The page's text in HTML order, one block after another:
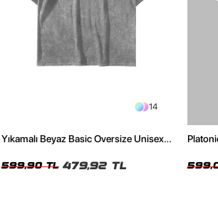
14
Yıkamalı Beyaz Basic Oversize Unisex
599,90 TL 479,92 TL